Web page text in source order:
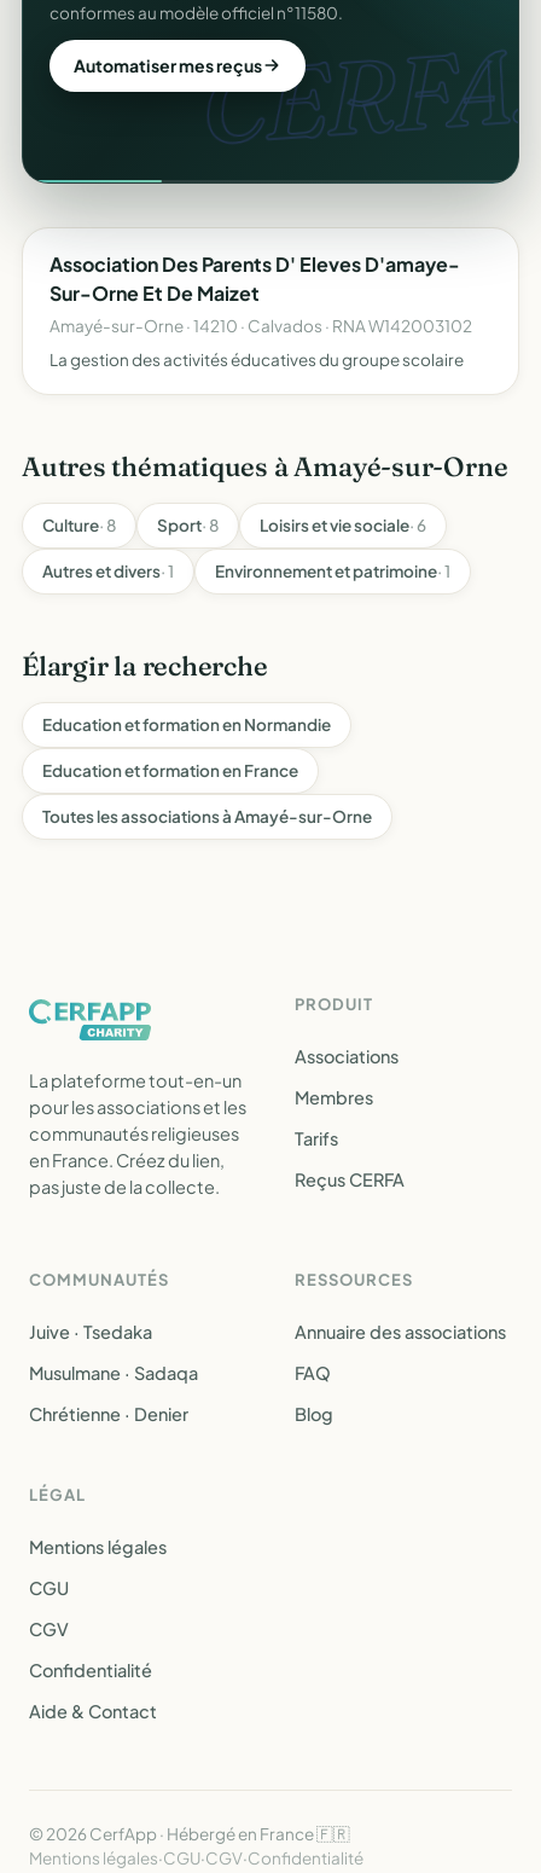
CERFA.
conformes au modèle officiel n°11580.
Automatiser mes reçus
Association Des Parents D' Eleves D'amaye-
Sur-Orne Et De Maizet
Amayé-sur-Orne · 14210 · Calvados · RNA W142003102
La gestion des activités éducatives du groupe scolaire
Autres thématiques à Amayé-sur-Orne
Culture· 8 Sport· 8 Loisirs et vie sociale· 6
Autres et divers· 1 Environnement et patrimoine· 1
Élargir la recherche
Education et formation en Normandie
Education et formation en France
Toutes les associations à Amayé-sur-Orne
La plateforme tout-en-un
pour les associations et les
communautés religieuses
en France. Créez du lien,
pas juste de la collecte.
PRODUIT
Associations
Membres
Tarifs
Reçus CERFA
COMMUNAUTÉS
Juive · Tsedaka
Musulmane · Sadaqa
Chrétienne · Denier
RESSOURCES
Annuaire des associations
FAQ
Blog
LÉGAL
Mentions légales
CGU
CGV
Confidentialité
Aide & Contact
© 2026 CerfApp · Hébergé en France 🇫🇷
Mentions légales·CGU·CGV·Confidentialité